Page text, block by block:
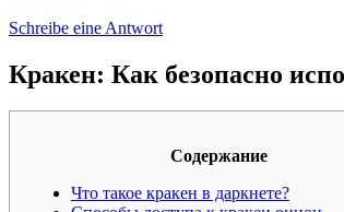
Schreibe eine Antwort
Кракен: Как безопасно
Содержание
Что такое кракен в даркнете?